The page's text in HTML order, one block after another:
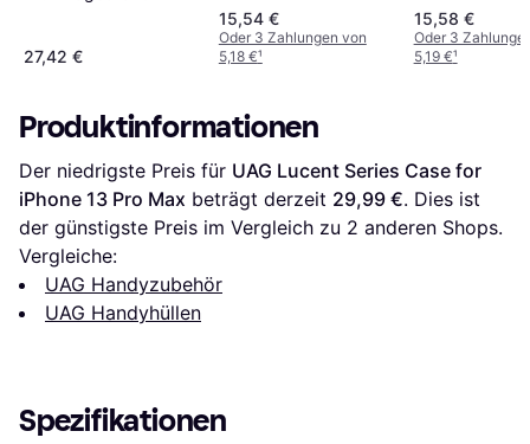
27,42 €
Max/13 Pro Max
15,54 €
Oder 3 Zahlungen von
5,18 €¹
15,58 €
Oder 3
5,19 €¹
Produktinformationen
Der niedrigste Preis für UAG Lucent Series Case for
iPhone 13 Pro Max beträgt derzeit 29,99 €. Dies ist
der günstigste Preis im Vergleich zu 2 anderen Shops.
Vergleiche:
UAG Handyzubehör
UAG Handyhüllen
Spezifikationen